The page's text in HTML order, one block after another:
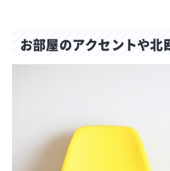
お部屋のアクセントや